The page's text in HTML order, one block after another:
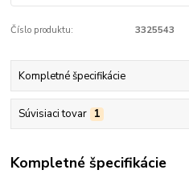
Číslo produktu: 3325543
Kompletné špecifikácie
Súvisiaci tovar 1
Kompletné špecifikácie